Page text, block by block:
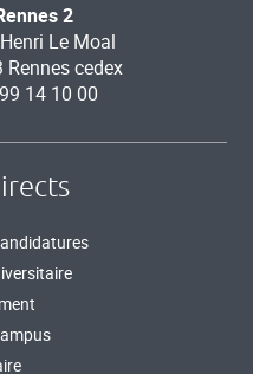
2
Le Moal
Rennes cedex
14 10 00